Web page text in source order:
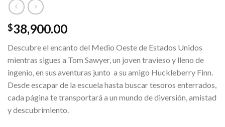
$38,900.00
Descubre el encanto del Medio Oeste de Estados Unidos
mientras sigues a Tom Sawyer, un joven travieso y lleno de
ingenio, en sus aventuras junto a su amigo Huckleberry Finn.
Desde escapar de la escuela hasta buscar tesoros enterrados,
cada página te transportará a un mundo de diversión, amistad
y descubrimiento.